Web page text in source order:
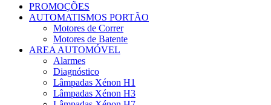
PROMOÇÕES
AUTOMATISMOS PORTÃO
Motores de Correr
Motores de Batente
AREA AUTOMÓVEL
Alarmes
Diagnóstico
Lâmpadas Xénon H1
Lâmpadas Xénon H3